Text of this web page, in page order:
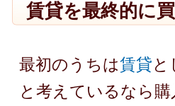
賃貸を最終的に
最初のうちは賃貸
と考えているなら